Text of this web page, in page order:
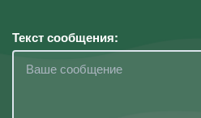
Текст сообщения: